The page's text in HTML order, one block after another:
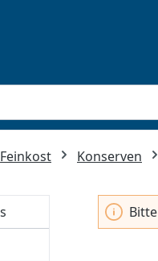
Feinkost Konserven
Bitte